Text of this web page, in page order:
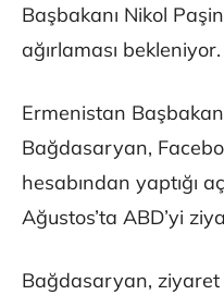
Başbakanı Nikol
ağırlaması bekleniyor.
Ermenistan
Bağdasaryan,
hesabından yaptığı
Ağustos’ta ABD’yi
Bağdasaryan, ziyaret